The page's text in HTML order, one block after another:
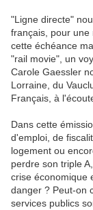
"Ligne directe"
français, pour une
cette échéance
"rail movie", un
Carole Gaessler
Lorraine, du
Français, à
Dans cette
d'emploi, de
logement ou
perdre son triple
crise économique
danger ? Peut-on
services publics